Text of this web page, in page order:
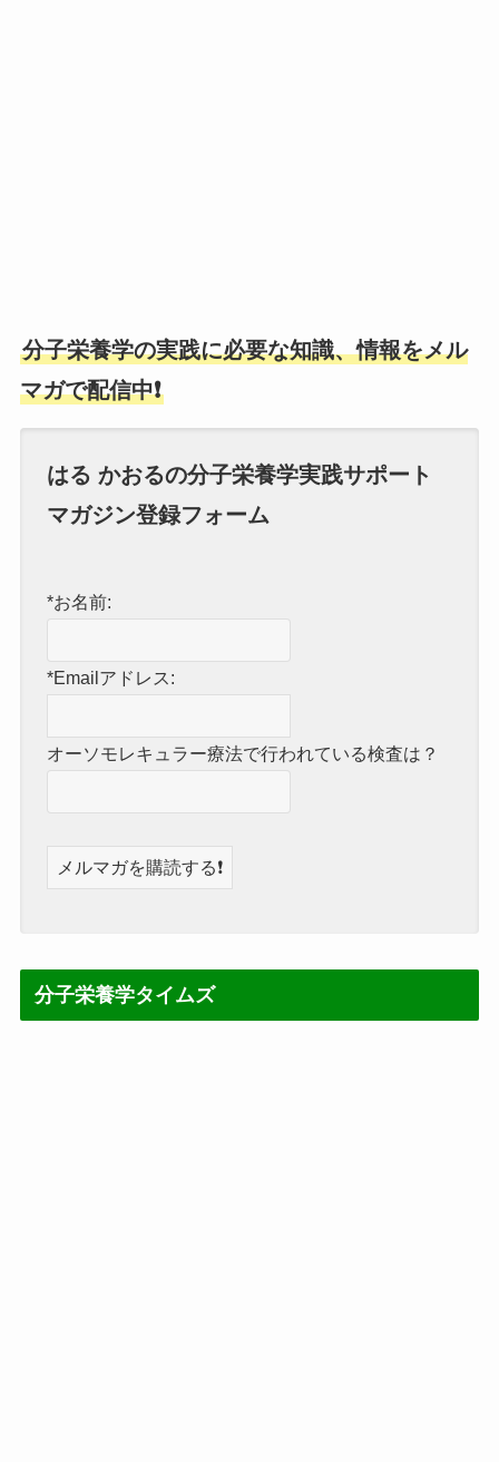
分子栄養学の実践に必要な知識、情報をメル
マガで配信中❗
はる かおるの分子栄養学実践サポート
マガジン登録フォーム
*お名前:
*Emailアドレス:
オーソモレキュラー療法で行われている検査は？
分子栄養学タイムズ